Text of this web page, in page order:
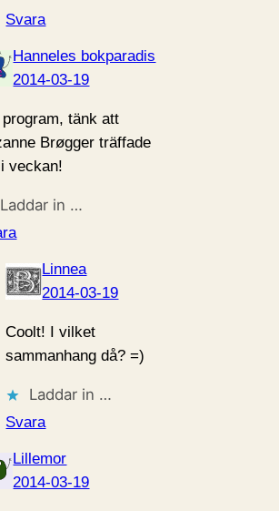
Svara
Hanneles bokparadis
2014-03-19
program, tänk att
Brøgger träffade
veckan!
Laddar in …
Linnea
2014-03-19
Coolt! I vilket
sammanhang då? =)
Laddar in …
Svara
Lillemor
2014-03-19